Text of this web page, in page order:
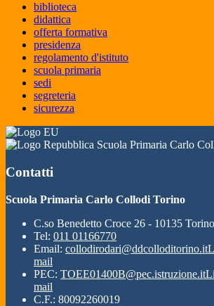
biblioteca
didattica
offerta formativa
presidenza
regolamento d'istituto
scuola primaria
sedi
segreteria
sicurezza
Scuola Primaria Carlo
Contatti
Scuola Primaria Carlo Collodi Torino
C.so Benedetto Croce 26 - 10135 Torino
Tel: 011 01166770
Email: collodirodari@ddcolloditorino.it
mail
PEC: TOEE01400B@pec.istruzione.it
mail
C.F.: 80092260019